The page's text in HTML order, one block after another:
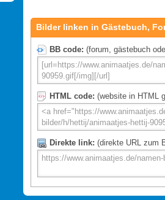
Bilder linken in Gästebuch,
BB code: (forum, gästebuch
HTML code: (website in HTML
Direkte link: (direkte URL zum